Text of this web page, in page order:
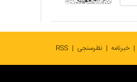
خبرنامه نظرسنجی RSS